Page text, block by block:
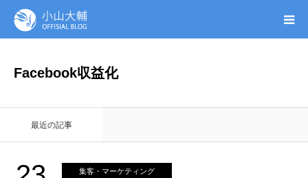
Facebook収益化
最近の記事
集客・マーケティング
無料ガイドブック